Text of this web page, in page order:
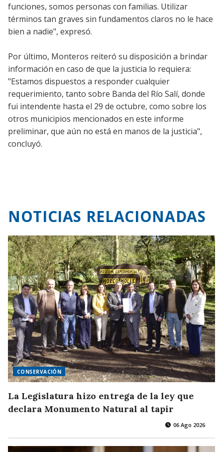
funciones, somos personas con familias. Utilizar
términos tan graves sin fundamentos claros no le hace
bien a nadie", expresó.
Por último, Monteros reiteró su disposición a brindar
información en caso de que la justicia lo requiera:
"Estamos dispuestos a responder cualquier
requerimiento, tanto sobre Banda del Río Salí, donde
fui intendente hasta el 29 de octubre, como sobre los
otros municipios mencionados en este informe
preliminar, que aún no está en manos de la justicia",
concluyó.
NOTICIAS RELACIONADAS
CONSERVACIÓN
La Legislatura hizo entrega de la ley que
declara Monumento Natural al tapir
06 Ago 2026